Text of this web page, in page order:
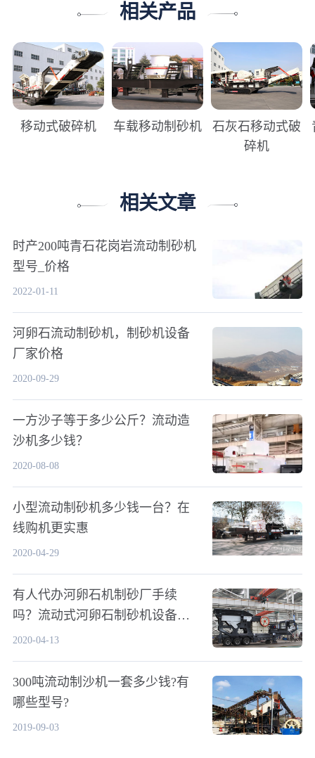
相关产品
移动式破碎机 车载移动制砂机
石灰石移动式破
碎机
相关文章
时产200吨青石花岗岩流动制砂机
型号_价格
2022-01-11
河卵石流动制砂机，制砂机设备
厂家价格
2020-09-29
一方沙子等于多少公斤？流动造
沙机多少钱？
2020-08-08
小型流动制砂机多少钱一台？在
线购机更实惠
2020-04-29
有人代办河卵石机制砂厂手续
吗？流动式河卵石制砂机设备多
少钱？
2020-04-13
300吨流动制沙机一套多少钱?有
哪些型号?
2019-09-03